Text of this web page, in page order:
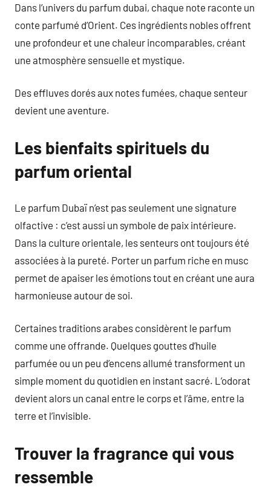
Dans l’univers du parfum dubai, chaque note raconte un
conte parfumé d’Orient. Ces ingrédients nobles offrent
une profondeur et une chaleur incomparables, créant
une atmosphère sensuelle et mystique.
Des effluves dorés aux notes fumées, chaque senteur
devient une aventure.
Les bienfaits spirituels du
parfum oriental
Le parfum Dubaï n’est pas seulement une signature
olfactive : c’est aussi un symbole de paix intérieure.
Dans la culture orientale, les senteurs ont toujours été
associées à la pureté. Porter un parfum riche en musc
permet de apaiser les émotions tout en créant une aura
harmonieuse autour de soi.
Certaines traditions arabes considèrent le parfum
comme une offrande. Quelques gouttes d’huile
parfumée ou un peu d’encens allumé transforment un
simple moment du quotidien en instant sacré. L’odorat
devient alors un canal entre le corps et l’âme, entre la
terre et l’invisible.
Trouver la fragrance qui vous
ressemble